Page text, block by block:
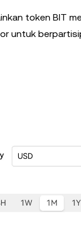
token BIT
untuk